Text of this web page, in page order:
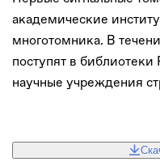
академические
многотомника. В
поступят в
научные учреждения